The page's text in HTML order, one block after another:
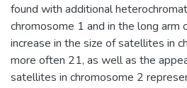
found with additional
chromosome 1 and in the long arm
increase in the size of satellites in
more often 21, as well as the
satellites in chromosome 2